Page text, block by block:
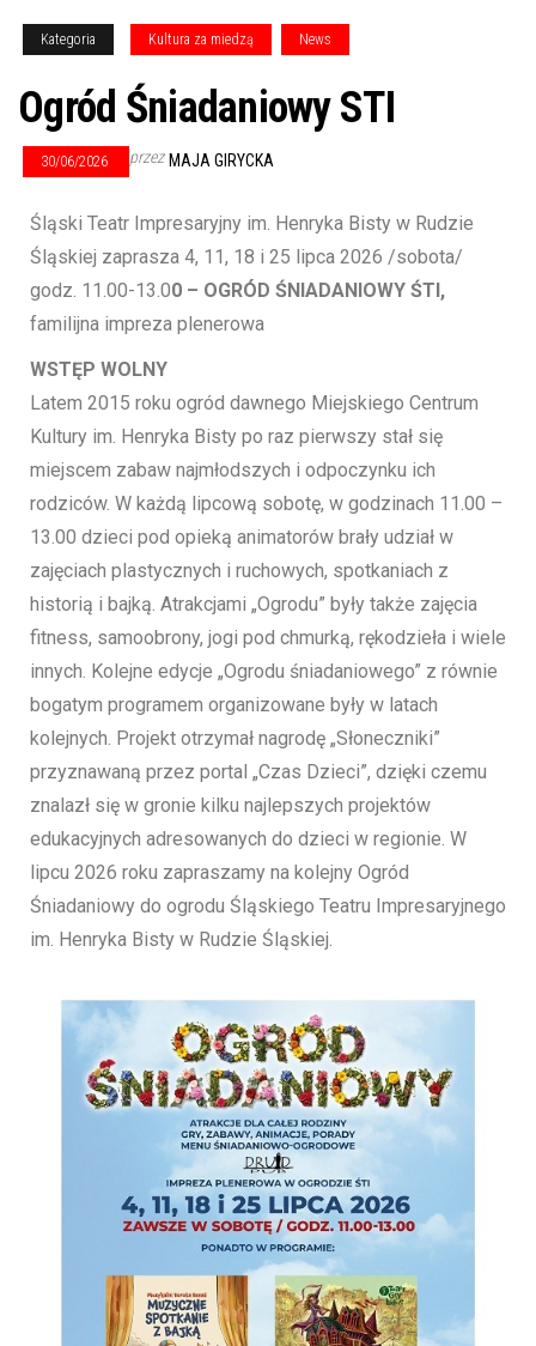
Kategoria Kultura za miedzą News
Ogród Śniadaniowy STI
30/06/2026 przez MAJA GIRYCKA
Śląski Teatr Impresaryjny im. Henryka Bisty w Rudzie
Śląskiej zaprasza 4, 11, 18 i 25 lipca 2026 /sobota/
godz. 11.00-13.00 – OGRÓD ŚNIADANIOWY ŚTI,
familijna impreza plenerowa
WSTĘP WOLNY
Latem 2015 roku ogród dawnego Miejskiego Centrum
Kultury im. Henryka Bisty po raz pierwszy stał się
miejscem zabaw najmłodszych i odpoczynku ich
rodziców. W każdą lipcową sobotę, w godzinach 11.00 –
13.00 dzieci pod opieką animatorów brały udział w
zajęciach plastycznych i ruchowych, spotkaniach z
historią i bajką. Atrakcjami „Ogrodu” były także zajęcia
fitness, samoobrony, jogi pod chmurką, rękodzieła i wiele
innych. Kolejne edycje „Ogrodu śniadaniowego” z równie
bogatym programem organizowane były w latach
kolejnych. Projekt otrzymał nagrodę „Słoneczniki”
przyznawaną przez portal „Czas Dzieci”, dzięki czemu
znalazł się w gronie kilku najlepszych projektów
edukacyjnych adresowanych do dzieci w regionie. W
lipcu 2026 roku zapraszamy na kolejny Ogród
Śniadaniowy do ogrodu Śląskiego Teatru Impresaryjnego
im. Henryka Bisty w Rudzie Śląskiej.